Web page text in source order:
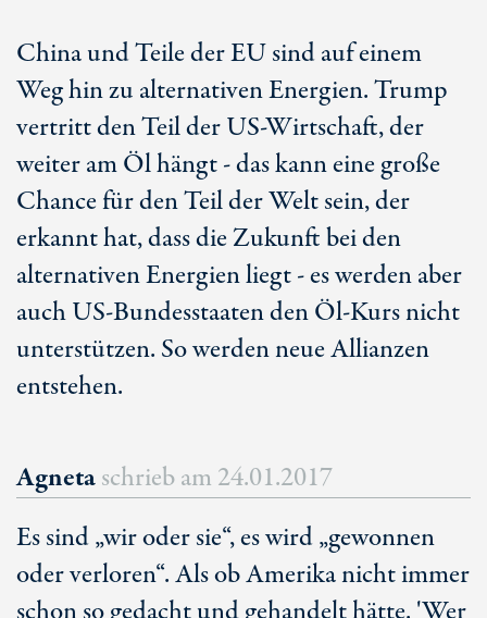
China und Teile der EU sind auf einem
Weg hin zu alternativen Energien. Trump
vertritt den Teil der US-Wirtschaft, der
weiter am Öl hängt - das kann eine große
Chance für den Teil der Welt sein, der
erkannt hat, dass die Zukunft bei den
alternativen Energien liegt - es werden aber
auch US-Bundesstaaten den Öl-Kurs nicht
unterstützen. So werden neue Allianzen
entstehen.
Agnetaschrieb am 24.01.2017
Es sind „wir oder sie“, es wird „gewonnen
oder verloren“. Als ob Amerika nicht immer